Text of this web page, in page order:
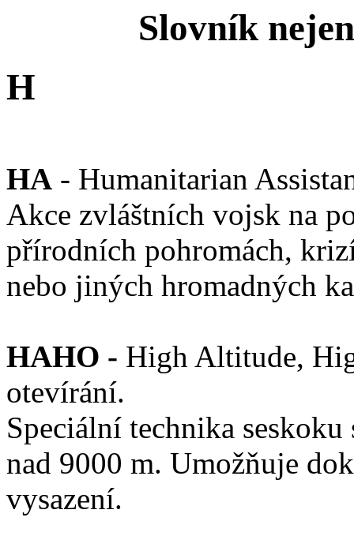
Slovník
H
HA - Humanitarian
Akce zvláštních vojsk na
přírodních pohromách,
nebo jiných hromadných
HAHO - High Altitude,
otevírání.
Speciální technika
nad 9000 m. Umožňuje
vysazení.